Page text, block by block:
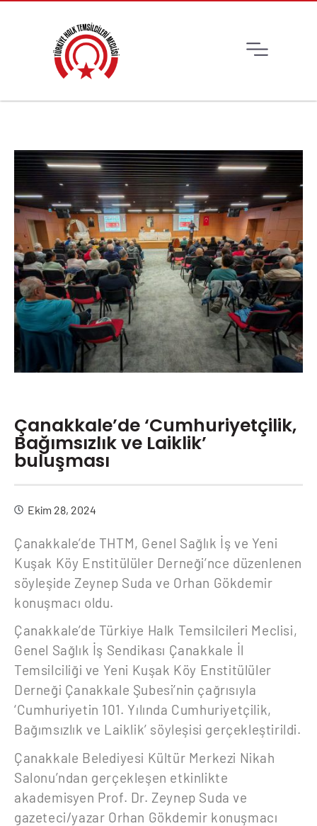
Çanakkale’de ‘Cumhuriyetçilik,
Bağımsızlık ve Laiklik’
buluşması
Ekim 28, 2024
Çanakkale’de THTM, Genel Sağlık İş ve Yeni
Kuşak Köy Enstitülüler Derneği’nce düzenlenen
söyleşide Zeynep Suda ve Orhan Gökdemir
konuşmacı oldu.
Çanakkale’de Türkiye Halk Temsilcileri Meclisi,
Genel Sağlık İş Sendikası Çanakkale İl
Temsilciliği ve Yeni Kuşak Köy Enstitülüler
Derneği Çanakkale Şubesi’nin çağrısıyla
‘Cumhuriyetin 101. Yılında Cumhuriyetçilik,
Bağımsızlık ve Laiklik’ söyleşisi gerçekleştirildi.
Çanakkale Belediyesi Kültür Merkezi Nikah
Salonu’ndan gerçekleşen etkinlikte
akademisyen Prof. Dr. Zeynep Suda ve
gazeteci/yazar Orhan Gökdemir konuşmacı